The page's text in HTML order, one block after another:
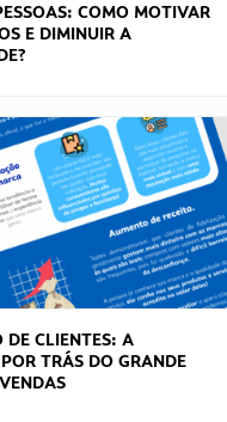
COMO MOTIVAR
E DIMINUIR A
DE CLIENTES: A
TRÁS DO GRANDE